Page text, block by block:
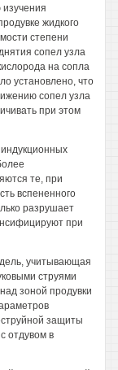
жидкого
степени
сопел узла
на сопла
установлено, что
сопел узла
при этом
те, при
вспененного
разрушает
при
учитывающая
струями
зоной продувки
защиты
отдувом в